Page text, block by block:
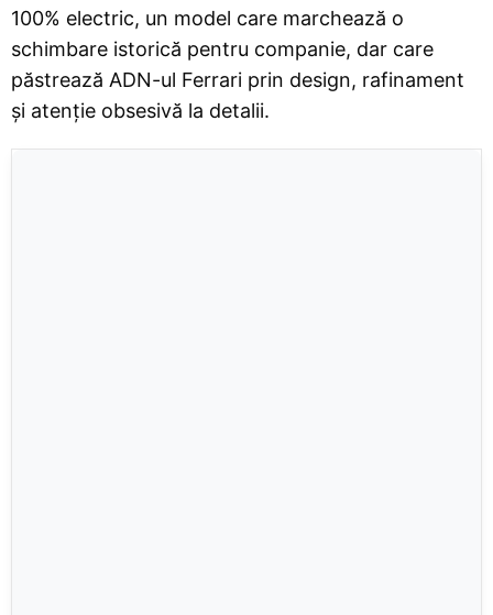
100% electric, un model care marchează o
schimbare istorică pentru companie, dar care
păstrează ADN-ul Ferrari prin design, rafinament
și atenție obsesivă la detalii.